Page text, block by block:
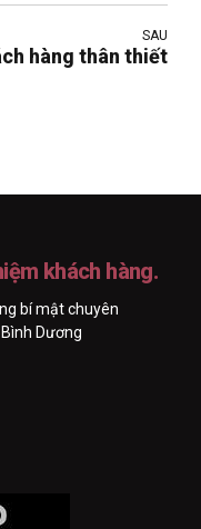
SAU
hàng thân thiết
khách hàng.
bí mật chuyên
Dương